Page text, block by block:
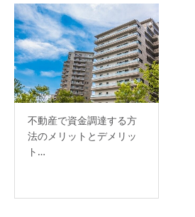
不動産で資金調達する方
法のメリットとデメリッ
ト…